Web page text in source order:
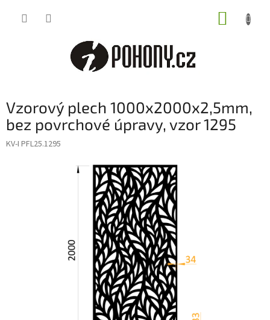
Vzorový plech 1000x2000x2,5mm,
bez povrchové úpravy, vzor 1295
KV-I PFL25.1295